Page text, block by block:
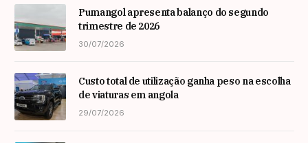
Pumangol apresenta balanço do segundo
trimestre de 2026
30/07/2026
Custo total de utilização ganha peso na escolha
de viaturas em angola
29/07/2026